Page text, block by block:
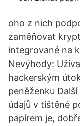
oho z nich
zaměňovat
integrované na
Nevýhody:
hackerským
peněženku
údajů v tištěné
papírem je,